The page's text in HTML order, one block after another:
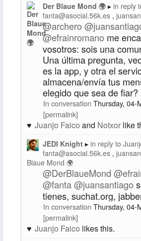
Der Blaue Mond 🌍
in reply
fanta@asocial.56k.es
@archero@
@efrainromano me
vosotros: sois una
Una última pregunta,
es la app, y otra el
almacena/envía tus
elegido que sea de fiar?
In conversation Thursday, 04-
permalink
Juanjo Faico and Notxor like
JEDI Knight in reply to
fanta@asocial.56k.es
Blaue Mond 🌍
@DerBlaueMond @
@fanta@juansantiago
tienes, suchat.org,
In conversation Thursday, 04-
permalink
Juanjo Faico likes this.